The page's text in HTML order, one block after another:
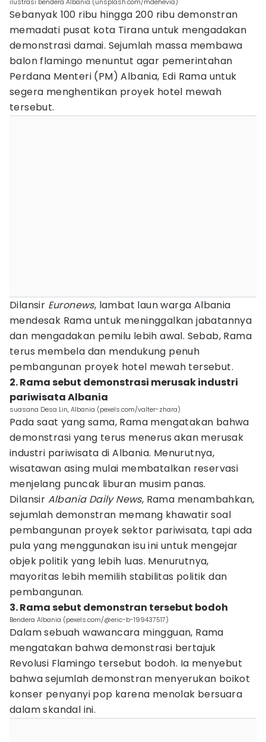
Sebanyak 100 ribu hingga 200 ribu demonstran
memadati pusat kota Tirana untuk mengadakan
demonstrasi damai. Sejumlah massa membawa
balon flamingo menuntut agar pemerintahan
Perdana Menteri (PM) Albania, Edi Rama untuk
segera menghentikan proyek hotel mewah
tersebut.
Dilansir Euronews, lambat laun warga Albania
mendesak Rama untuk meninggalkan jabatannya
dan mengadakan pemilu lebih awal. Sebab, Rama
terus membela dan mendukung penuh
pembangunan proyek hotel mewah tersebut.
2. Rama sebut demonstrasi merusak industri
pariwisata Albania
suasana Desa Lin, Albania (pexels.com/valter-zhara)
Pada saat yang sama, Rama mengatakan bahwa
demonstrasi yang terus menerus akan merusak
industri pariwisata di Albania. Menurutnya,
wisatawan asing mulai membatalkan reservasi
menjelang puncak liburan musim panas.
Dilansir Albania Daily News, Rama menambahkan,
sejumlah demonstran memang khawatir soal
pembangunan proyek sektor pariwisata, tapi ada
pula yang menggunakan isu ini untuk mengejar
objek politik yang lebih luas. Menurutnya,
mayoritas lebih memilih stabilitas politik dan
pembangunan.
3. Rama sebut demonstran tersebut bodoh
Bendera Albania (pexels.com/@eric-b-199437517)
Dalam sebuah wawancara mingguan, Rama
mengatakan bahwa demonstrasi bertajuk
Revolusi Flamingo tersebut bodoh. Ia menyebut
bahwa sejumlah demonstran menyerukan boikot
konser penyanyi pop karena menolak bersuara
dalam skandal ini.